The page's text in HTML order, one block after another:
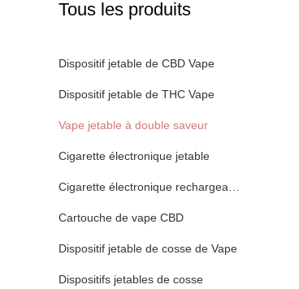
Tous les produits
Dispositif jetable de CBD Vape
Dispositif jetable de THC Vape
Vape jetable à double saveur
Cigarette électronique jetable
Cigarette électronique rechargeable
Cartouche de vape CBD
Dispositif jetable de cosse de Vape
Dispositifs jetables de cosse